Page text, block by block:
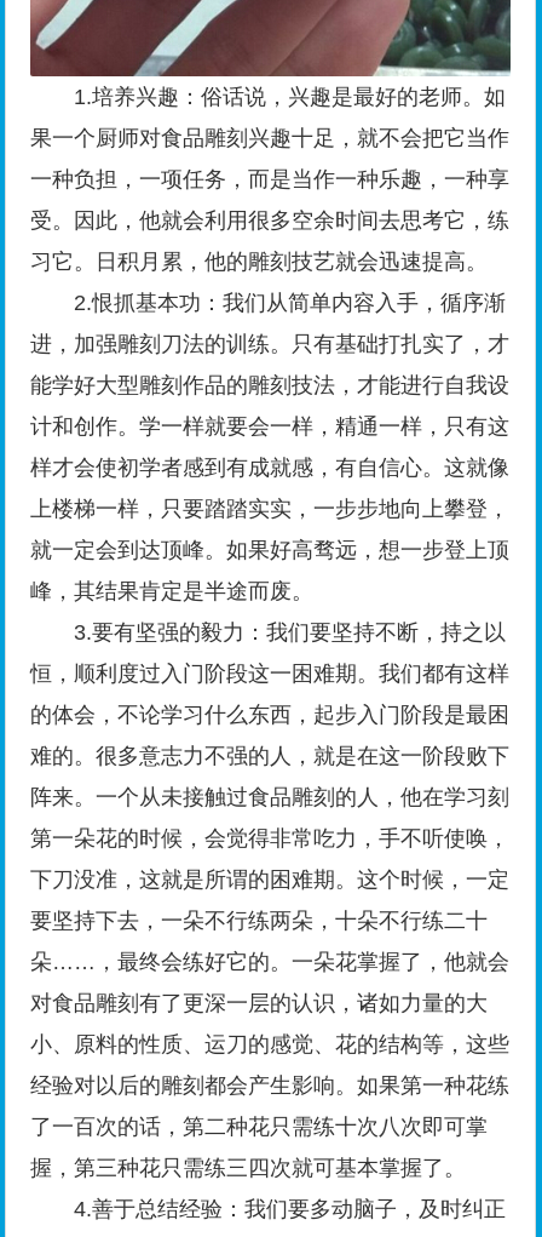
1.培养兴趣：俗话说，兴趣是最好的老师。如
果一个厨师对食品雕刻兴趣十足，就不会把它当作
一种负担，一项任务，而是当作一种乐趣，一种享
受。因此，他就会利用很多空余时间去思考它，练
习它。日积月累，他的雕刻技艺就会迅速提高。
2.恨抓基本功：我们从简单内容入手，循序渐
进，加强雕刻刀法的训练。只有基础打扎实了，才
能学好大型雕刻作品的雕刻技法，才能进行自我设
计和创作。学一样就要会一样，精通一样，只有这
样才会使初学者感到有成就感，有自信心。这就像
上楼梯一样，只要踏踏实实，一步步地向上攀登，
就一定会到达顶峰。如果好高骛远，想一步登上顶
峰，其结果肯定是半途而废。
3.要有坚强的毅力：我们要坚持不断，持之以
恒，顺利度过入门阶段这一困难期。我们都有这样
的体会，不论学习什么东西，起步入门阶段是最困
难的。很多意志力不强的人，就是在这一阶段败下
阵来。一个从未接触过食品雕刻的人，他在学习刻
第一朵花的时候，会觉得非常吃力，手不听使唤，
下刀没准，这就是所谓的困难期。这个时候，一定
要坚持下去，一朵不行练两朵，十朵不行练二十
朵……，最终会练好它的。一朵花掌握了，他就会
对食品雕刻有了更深一层的认识，诸如力量的大
小、原料的性质、运刀的感觉、花的结构等，这些
经验对以后的雕刻都会产生影响。如果第一种花练
了一百次的话，第二种花只需练十次八次即可掌
握，第三种花只需练三四次就可基本掌握了。
4.善于总结经验：我们要多动脑子，及时纠正